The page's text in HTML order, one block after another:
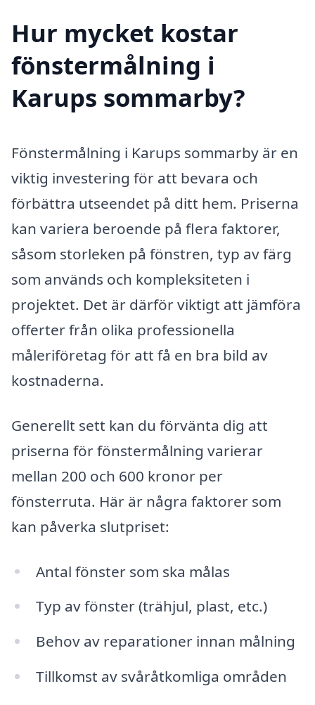
Hur mycket kostar
fönstermålning i
Karups sommarby?
Fönstermålning i Karups sommarby är en
viktig investering för att bevara och
förbättra utseendet på ditt hem. Priserna
kan variera beroende på flera faktorer,
såsom storleken på fönstren, typ av färg
som används och kompleksiteten i
projektet. Det är därför viktigt att jämföra
offerter från olika professionella
måleriföretag för att få en bra bild av
kostnaderna.
Generellt sett kan du förvänta dig att
priserna för fönstermålning varierar
mellan 200 och 600 kronor per
fönsterruta. Här är några faktorer som
kan påverka slutpriset:
Antal fönster som ska målas
Typ av fönster (trähjul, plast, etc.)
Behov av reparationer innan målning
Tillkomst av svåråtkomliga områden